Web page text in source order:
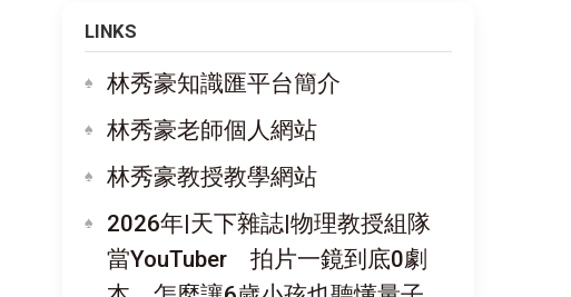
LINKS
林秀豪知識匯平台簡介
林秀豪老師個人網站
林秀豪教授教學網站
2026年|天下雜誌|物理教授組隊
當YouTuber 拍片一鏡到底0劇